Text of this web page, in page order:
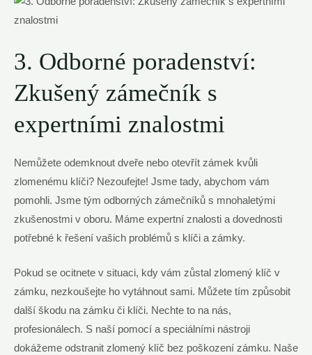
3. Odborné poradenství:
Zkušený zámečník s
expertními znalostmi
Nemůžete odemknout dveře nebo otevřít zámek kvůli
zlomenému klíči? Nezoufejte! Jsme tady, abychom vám
pomohli. Jsme tým odborných zámečníků s mnohaletými
zkušenostmi v oboru. Máme expertní znalosti a dovednosti
potřebné k řešení vašich problémů s klíči a zámky.
Pokud se ocitnete v situaci, kdy vám zůstal zlomený klíč v
zámku, nezkoušejte ho vytáhnout sami. Můžete tím způsobit
další škodu na zámku či klíči. Nechte to na nás,
profesionálech. S naší pomocí a speciálními nástroji
dokážeme odstranit zlomený klíč bez poškození zámku. Naše